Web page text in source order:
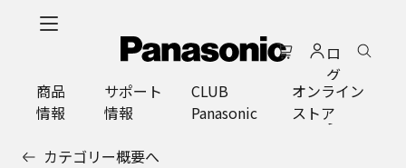
ロ
グ
イ
ン
商品
情報
サポート
情報
CLUB
Panasonic
オンライン
ストア
カテゴリー概要へ